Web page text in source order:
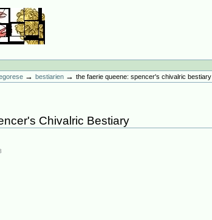
→bestiarien →the faerie queene: spencer's chivalric bestiary
Chivalric Bestiary